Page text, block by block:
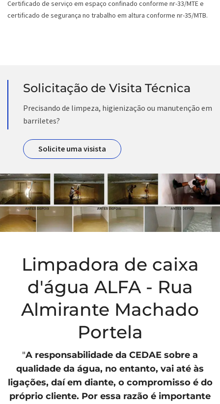
Certificado de serviço em espaço confinado conforme nr-33/MTE e
certificado de segurança no trabalho em altura conforme nr-35/MTB.
Solicitação de Visita Técnica
Precisando de limpeza, higienização ou manutenção em
barriletes?
Solicite uma visista
Limpadora de caixa
d'água ALFA - Rua
Almirante Machado
Portela
"A responsabilidade da CEDAE sobre a
qualidade da água, no entanto, vai até às
ligações, daí em diante, o compromisso é do
próprio cliente. Por essa razão é importante